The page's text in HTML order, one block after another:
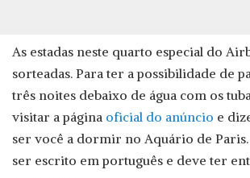
As estadas neste quarto especial do
sorteadas. Para ter a possibilidade de
três noites debaixo de água com os
visitar a página oficial do anúncio e
ser você a dormir no Aquário de
ser escrito em português e deve ter